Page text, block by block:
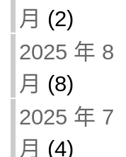
月 (2)
2025 年 8
月 (8)
2025 年 7
月 (4)